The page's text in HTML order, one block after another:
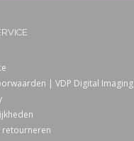
| VDP Digital Imaging
retourneren